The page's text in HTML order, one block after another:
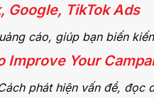
Google, TikTok Ads
cáo, giúp bạn biến
Improve Your
phát hiện vấn đề, đọc